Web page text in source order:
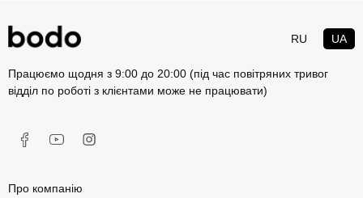
RU UA
Працюємо щодня з 9:00 до 20:00 (під час повітряних тривог
відділ по роботі з клієнтами може не працювати)
Про компанію